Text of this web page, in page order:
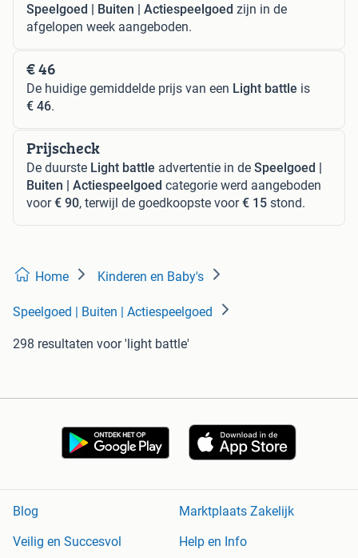
Speelgoed | Buiten | Actiespeelgoed zijn in de
afgelopen week aangeboden.
€ 46
De huidige gemiddelde prijs van een Light battle is
€ 46.
Prijscheck
De duurste Light battle advertentie in de Speelgoed |
Buiten | Actiespeelgoed categorie werd aangeboden
voor€ 90, terwijl de goedkoopste voor€ 15 stond.
Home Kinderen en Baby's
Speelgoed | Buiten | Actiespeelgoed
298 resultaten voor 'light battle'
Blog
Marktplaats Zakelijk
Veilig en Succesvol
Help en Info